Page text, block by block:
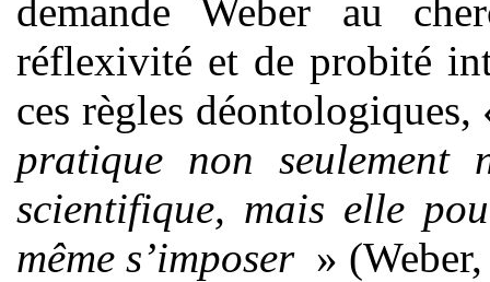
demande Weber au
réflexivité et de probité
ces règles
pratique non
scientifique, mais elle
même s’imposer »